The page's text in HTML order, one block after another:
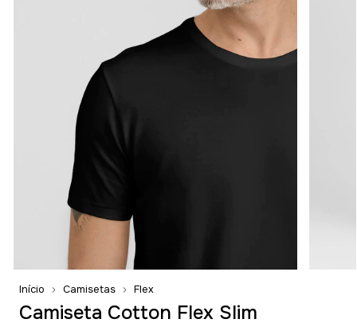
Início Camisetas Flex
Camiseta Cotton Flex Slim